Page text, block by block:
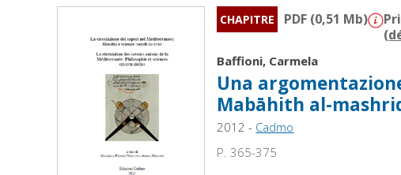
CHAPITRE PDF (0,51 Mb)
(
Baffioni, Carmela
Una
Mabāhith al-
2012 - Cadmo
P. 365-375